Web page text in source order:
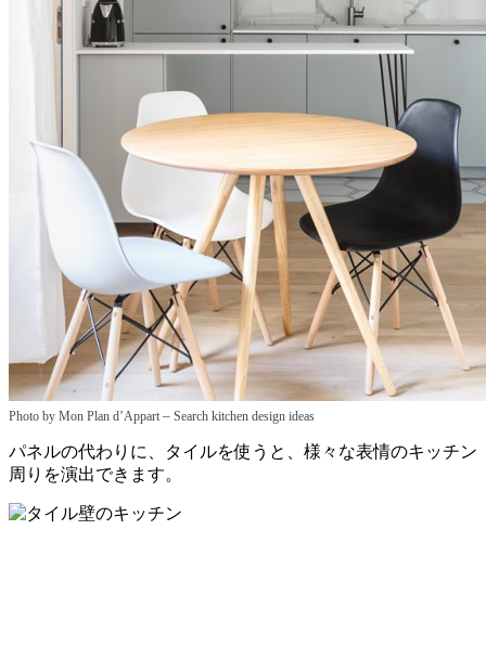
Photo by Mon Plan d’Appart – Search kitchen design ideas
パネルの代わりに、タイルを使うと、様々な表情のキッチン
周りを演出できます。